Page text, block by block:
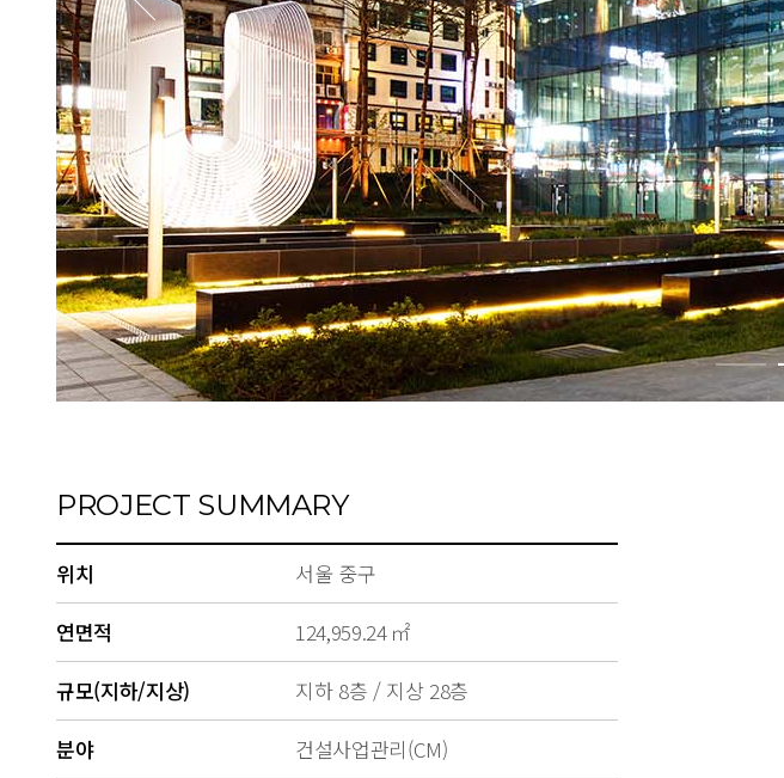
PROJECT SUMMARY
위치
서울 중구
연면적
124,959.24 ㎡
규모(지하/지상)
지하 8층 / 지상 28층
분야
건설사업관리(CM)